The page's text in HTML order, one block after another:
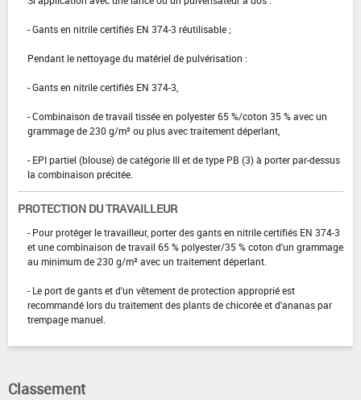
- Gants en nitrile certifiés EN 374-3 réutilisable ;
Pendant le nettoyage du matériel de pulvérisation :
- Gants en nitrile certifiés EN 374-3,
- Combinaison de travail tissée en polyester 65 %/coton 35 % avec un
grammage de 230 g/m² ou plus avec traitement déperlant,
- EPI partiel (blouse) de catégorie III et de type PB (3) à porter par-dessus
la combinaison précitée.
PROTECTION DU TRAVAILLEUR
- Pour protéger le travailleur, porter des gants en nitrile certifiés EN 374-3
et une combinaison de travail 65 % polyester/35 % coton d'un grammage
au minimum de 230 g/m² avec un traitement déperlant.
- Le port de gants et d'un vêtement de protection approprié est
recommandé lors du traitement des plants de chicorée et d'ananas par
trempage manuel.
Classement